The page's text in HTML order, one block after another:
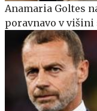
Anamaria Goltes
poravnavo v